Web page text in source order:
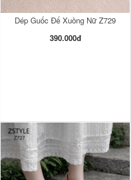
Dép Guốc Đế Xuồng Nữ Z729
390.000đ